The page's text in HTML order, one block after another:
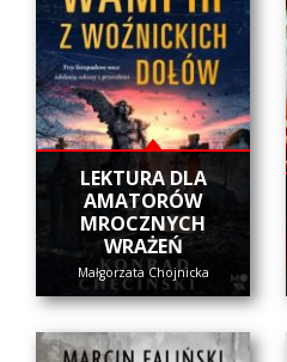
LEKTURA DLA
AMATORÓW
MROCZNYCH
WRAŻEŃ
Małgorzata Chojnicka